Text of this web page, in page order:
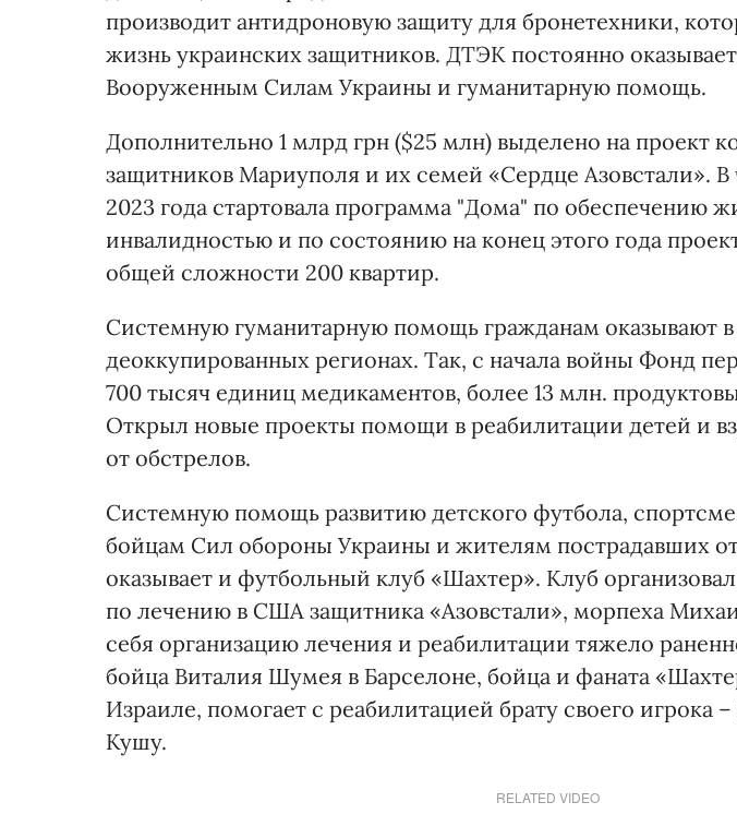
производит антидроновую защиту для бронетехники,
жизнь украинских защитников. ДТЭК постоянно
Вооруженным Силам Украины и гуманитарную помощь.
Дополнительно 1 млрд грн ($25 млн) выделено на проект
защитников Мариуполя и их семей «Сердце Азовстали». В
2023 года стартовала программа "Дома" по обеспечению
инвалидностью и по состоянию на конец этого года
общей сложности 200 квартир.
Системную гуманитарную помощь гражданам оказывают
деоккупированных регионах. Так, с начала войны Фонд
700 тысяч единиц медикаментов, более 13 млн.
Открыл новые проекты помощи в реабилитации детей и
от обстрелов.
Системную помощь развитию детского футбола,
бойцам Сил обороны Украины и жителям пострадавших
оказывает и футбольный клуб «Шахтер». Клуб
по лечению в США защитника «Азовстали», морпеха
себя организацию лечения и реабилитации тяжело
бойца Виталия Шумея в Барселоне, бойца и фаната
Израиле, помогает с реабилитацией брату своего игрока
Кушу.
RELATED VIDEO